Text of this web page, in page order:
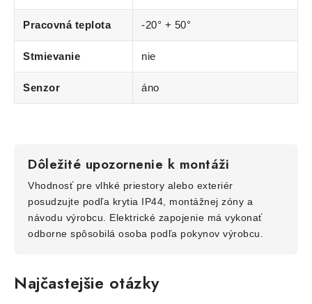
Pracovná teplota -20° + 50°
Stmievanie nie
Senzor áno
Dôležité upozornenie k montáži
Vhodnosť pre vlhké priestory alebo exteriér
posudzujte podľa krytia IP44, montážnej zóny a
návodu výrobcu. Elektrické zapojenie má vykonať
odborne spôsobilá osoba podľa pokynov výrobcu.
Najčastejšie otázky